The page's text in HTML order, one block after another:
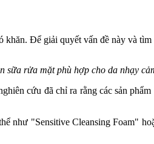
Để giải quyết vấn đề này và
sữa rửa mặt phù hợp cho da nhạy
cứu đã chỉ ra rằng các sản
như "Sensitive Cleansing Foam"